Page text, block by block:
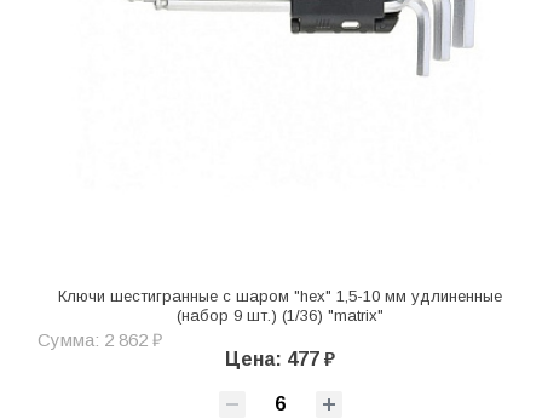
Ключи шестигранные с шаром "hex" 1,5-10 мм удлиненные
(набор 9 шт.) (1/36) "matrix"
Сумма: 2 862 ₽
Цена: 477 ₽